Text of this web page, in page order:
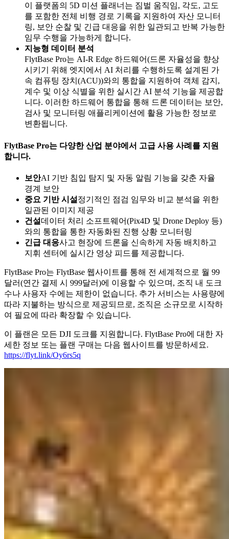
이 플랫폼의 5D 미션 플래너는 짐벌 움직임, 각도, 고도
를 포함한 전체 비행 경로 기록을 지원하여 자산 모니터
링, 보안 순찰 및 긴급 대응을 위한 일관되고 반복 가능한
임무 수행을 가능하게 합니다.
지능형 데이터 분석
FlytBase Pro는 AI-R Edge 하드웨어(드론 자율성을 향상
시키기 위해 엣지에서 AI 처리를 수행하도록 설계된 가
속 컴퓨팅 장치(ACU))와의 통합을 지원하여 객체 감지,
계수 및 이상 식별을 위한 실시간 AI 분석 기능을 제공합
니다. 이러한 하드웨어 통합을 통해 드론 데이터는 보안,
검사 및 모니터링 애플리케이션에 활용 가능한 정보로
변환됩니다.
FlytBase Pro는 다양한 산업 분야에서 고급 사용 사례를 지원
합니다.
보안AI 기반 침입 탐지 및 자동 알림 기능을 갖춘 자율
경계 보안
중요 기반 시설 정기적인 점검 임무와 비교 분석을 위한
일관된 이미지 제공
건설데이터 처리 소프트웨어(Pix4D 및 Drone Deploy 등)
와의 통합을 통한 자동화된 진행 상황 모니터링
긴급 대응사고 현장에 드론을 신속하게 자동 배치하고
지휘 센터에 실시간 영상 피드를 제공합니다.
FlytBase Pro는 FlytBase 웹사이트를 통해 전 세계적으로 월 99
달러(연간 결제 시 999달러)에 이용할 수 있으며, 조직 내 도크
수나 사용자 수에는 제한이 없습니다. 추가 서비스는 사용량에
따라 지불하는 방식으로 제공되므로, 조직은 소규모로 시작하
여 필요에 따라 확장할 수 있습니다.
이 플랜은 모든 DJI 도크를 지원합니다. FlytBase Pro에 대한 자
세한 정보 또는 플랜 구매는 다음 웹사이트를 방문하세요.
https://flyt.link/Oy6rs5q